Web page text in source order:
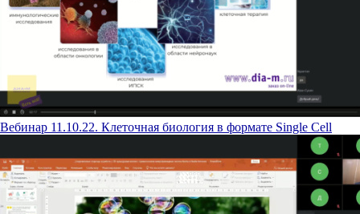
Вебинар 11.10.22. Клеточная биология в формате Single Cell